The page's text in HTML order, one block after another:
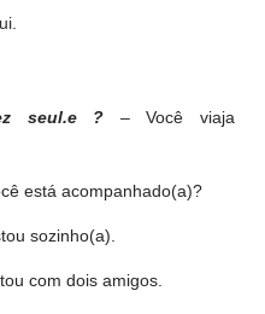
.
seul.e ?
– Você viaja
está acompanhado(a)?
sozinho(a).
com dois amigos.